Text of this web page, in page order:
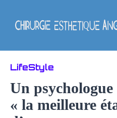
contenu
LifeStyle
Un
« la meilleure